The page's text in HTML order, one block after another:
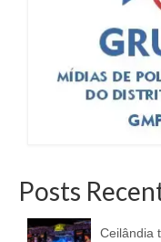
Posts
Ceilândia